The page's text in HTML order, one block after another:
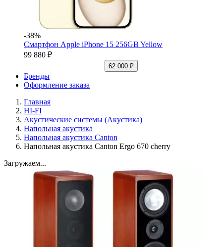
-38%
Смартфон Apple iPhone 15 256GB Yellow
99 880 ₽
62 000 ₽
Бренды
Оформление заказа
Главная
HI-FI
Акустические системы (Акустика)
Напольная акустика
Напольная акустика Canton
Напольная акустика Canton Ergo 670 cherry
Загружаем...